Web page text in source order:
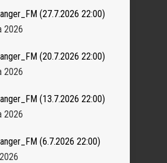
(27.7.2026 22:00)
2026
(20.7.2026 22:00)
2026
(13.7.2026 22:00)
2026
(6.7.2026 22:00)